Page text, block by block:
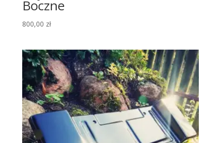
Boczne
800,00 zł